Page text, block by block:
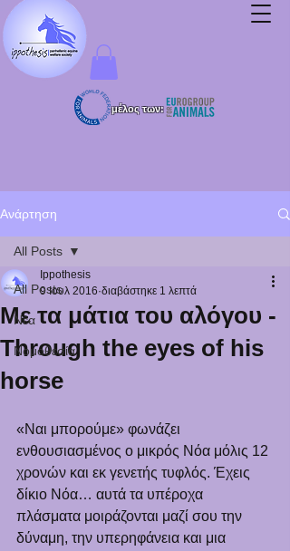
μέλος των:
Ανάρτηση
All Posts
Νέα
Νομοθεσία
All Posts
Με τα μάτια του αλόγου -
Through the eyes of his
horse
Ippothesis
9 Ιουλ 2016 διαβάστηκε 1 λεπτά
«Ναι μπορούμε» φωνάζει
ενθουσιασμένος ο μικρός Νόα μόλις 12
χρονών και εκ γενετής τυφλός. Έχεις
δίκιο Νόα… αυτά τα υπέροχα
πλάσματα μοιράζονται μαζί σου την
δύναμη, την υπερηφάνεια και μια